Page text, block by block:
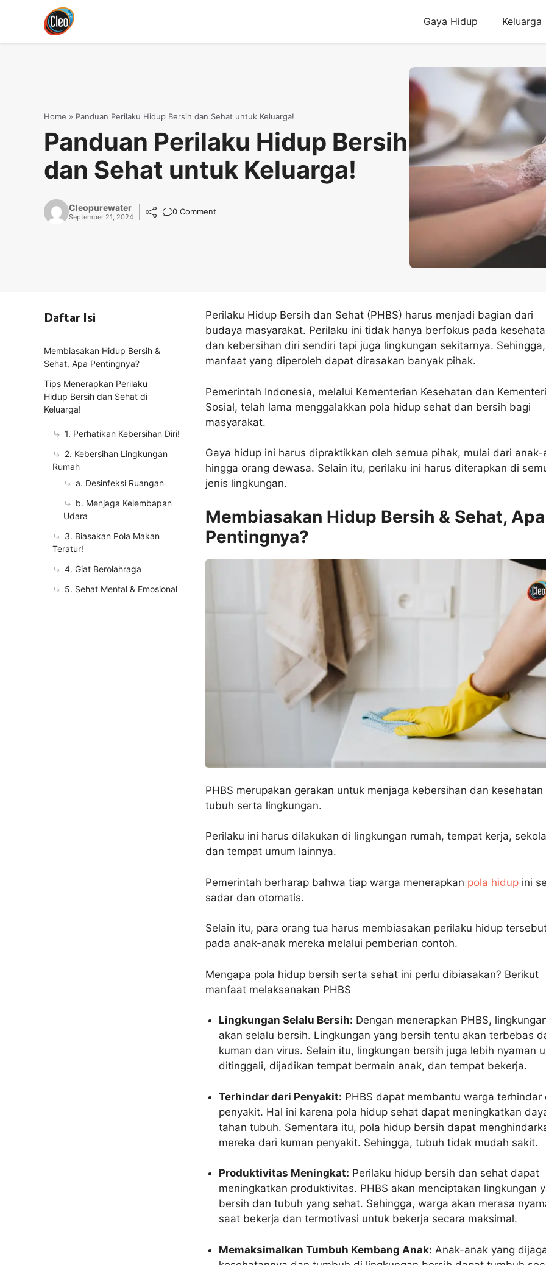
Gaya Hidup Keluarga
Home » Panduan Perilaku Hidup Bersih dan Sehat untuk Keluarga!
Panduan Perilaku Hidup Bersih
dan Sehat untuk Keluarga!
Cleopurewater
September 21, 2024
0 Comment
Perilaku Hidup Bersih dan Sehat (PHBS) harus menjadi bagian dari
budaya masyarakat. Perilaku ini tidak hanya berfokus pada
dan kebersihan diri sendiri tapi juga lingkungan sekitarnya. Sehingga,
manfaat yang diperoleh dapat dirasakan banyak pihak.
Pemerintah Indonesia, melalui Kementerian Kesehatan dan
Sosial, telah lama menggalakkan pola hidup sehat dan bersih bagi
masyarakat.
Gaya hidup ini harus dipraktikkan oleh semua pihak, mulai dari anak-
hingga orang dewasa. Selain itu, perilaku ini harus diterapkan di
jenis lingkungan.
Membiasakan Hidup Bersih & Sehat, Apa
Pentingnya?
PHBS merupakan gerakan untuk menjaga kebersihan dan kesehatan
tubuh serta lingkungan.
Perilaku ini harus dilakukan di lingkungan rumah, tempat kerja,
dan tempat umum lainnya.
Pemerintah berharap bahwa tiap warga menerapkan pola hidup ini
sadar dan otomatis.
Selain itu, para orang tua harus membiasakan perilaku hidup
pada anak-anak mereka melalui pemberian contoh.
Mengapa pola hidup bersih serta sehat ini perlu dibiasakan? Berikut
manfaat melaksanakan PHBS
Lingkungan Selalu Bersih: Dengan menerapkan PHBS,
akan selalu bersih. Lingkungan yang bersih tentu akan terbebas
kuman dan virus. Selain itu, lingkungan bersih juga lebih nyaman
ditinggali, dijadikan tempat bermain anak, dan tempat bekerja.
Terhindar dari Penyakit: PHBS dapat membantu warga terhindar
penyakit. Hal ini karena pola hidup sehat dapat meningkatkan
tahan tubuh. Sementara itu, pola hidup bersih dapat
mereka dari kuman penyakit. Sehingga, tubuh tidak mudah sakit.
Produktivitas Meningkat: Perilaku hidup bersih dan sehat dapat
meningkatkan produktivitas. PHBS akan menciptakan lingkungan
bersih dan tubuh yang sehat. Sehingga, warga akan merasa
saat bekerja dan termotivasi untuk bekerja secara maksimal.
Memaksimalkan Tumbuh Kembang Anak: Anak-anak yang
Daftar Isi
Membiasakan Hidup Bersih &
Sehat, Apa Pentingnya?
Tips Menerapkan Perilaku
Hidup Bersih dan Sehat di
Keluarga!
1. Perhatikan Kebersihan Diri!
2. Kebersihan Lingkungan
Rumah
a. Desinfeksi Ruangan
b. Menjaga Kelembapan
Udara
3. Biasakan Pola Makan
Teratur!
4. Giat Berolahraga
5. Sehat Mental & Emosional